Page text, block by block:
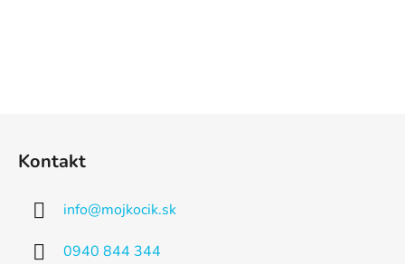
Kontakt
info@mojkocik.sk
0940 844 344